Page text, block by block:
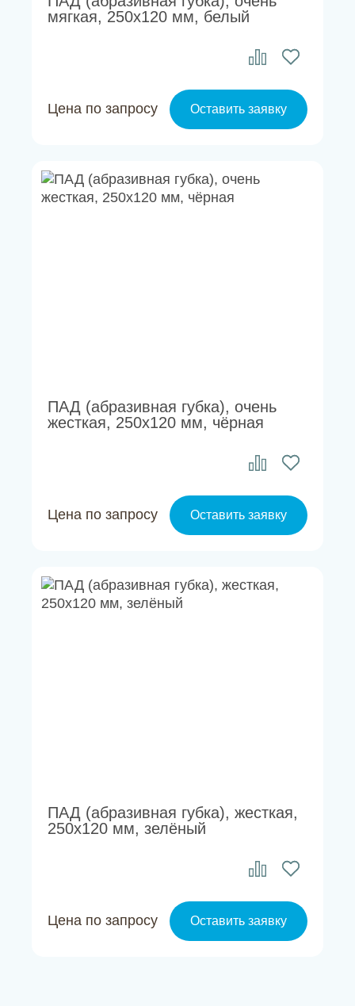
мягкая, 250х120 мм, белый
Цена по запросу Оставить заявку
ПАД (абразивная губка), очень
жесткая, 250х120 мм, чёрная
Цена по запросу Оставить заявку
ПАД (абразивная губка), жесткая,
250х120 мм, зелёный
Цена по запросу Оставить заявку